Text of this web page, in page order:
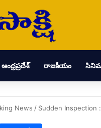
ఆంధ్రప్రదేశ్ రాజకీయం
News / Sudden Inspection